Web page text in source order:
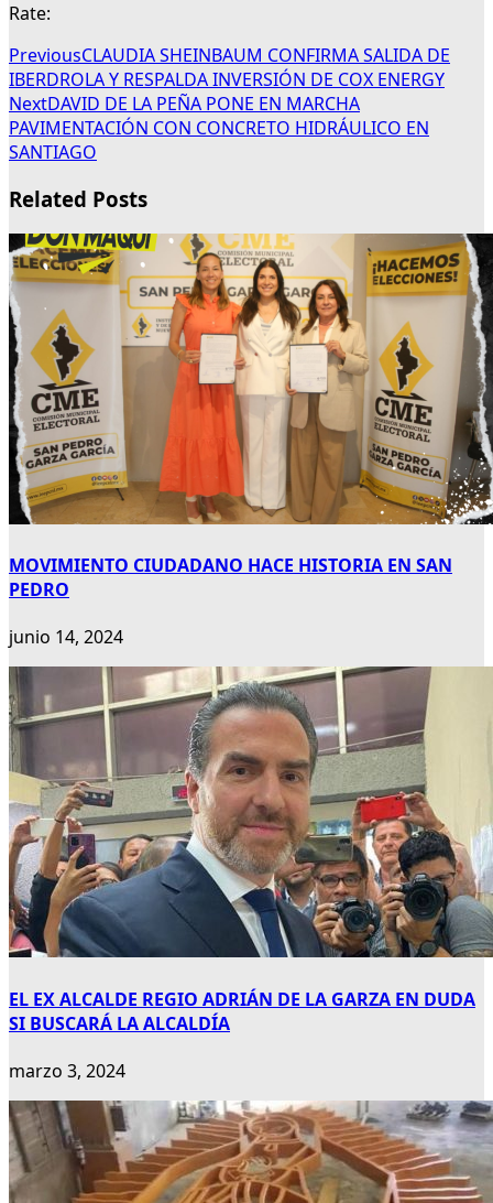
Rate:
PreviousCLAUDIA SHEINBAUM CONFIRMA SALIDA DE
IBERDROLA Y RESPALDA INVERSIÓN DE COX ENERGY
NextDAVID DE LA PEÑA PONE EN MARCHA
PAVIMENTACIÓN CON CONCRETO HIDRÁULICO EN
SANTIAGO
Related Posts
MOVIMIENTO CIUDADANO HACE HISTORIA EN SAN
PEDRO
junio 14, 2024
EL EX ALCALDE REGIO ADRIÁN DE LA GARZA EN DUDA
SI BUSCARÁ LA ALCALDÍA
marzo 3, 2024